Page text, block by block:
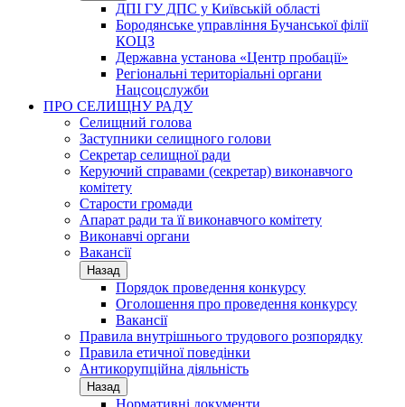
ДПІ ГУ ДПС у Київській області
Бородянське управління Бучанської філії
КОЦЗ
Державна установа «Центр пробації»
Регіональні територіальні органи
Нацсоцслужби
ПРО СЕЛИЩНУ РАДУ
Селищний голова
Заступники селищного голови
Секретар селищної ради
Керуючий справами (секретар) виконавчого
комітету
Старости громади
Апарат ради та її виконавчого комітету
Виконавчі органи
Вакансії
Назад
Порядок проведення конкурсу
Оголошення про проведення конкурсу
Вакансії
Правила внутрішнього трудового розпорядку
Правила етичної поведінки
Антикорупційна діяльність
Назад
Нормативні документи